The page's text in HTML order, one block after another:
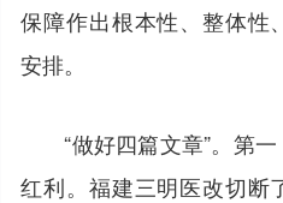
保障作出根本性、整体性
安排。
“做好四篇文章”。第
红利。福建三明医改切断